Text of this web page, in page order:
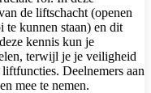
de liftschacht (openen
te kunnen staan) en dit
kennis kun je
terwijl je je veiligheid
Deelnemers aan
mee te nemen.